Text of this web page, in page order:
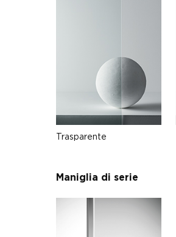
Trasparente
Maniglia di serie